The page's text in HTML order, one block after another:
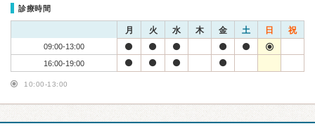
診療時間
月 火 水 木 金 土 日 祝
09:00-13:00
16:00-19:00
10:00-13:00